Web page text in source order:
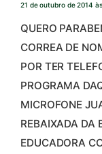
21 de outubro de 2014
QUERO
CORREA DE
POR TER
PROGRAMA
MICROFONE
REBAIXADA DA
EDUCADORA